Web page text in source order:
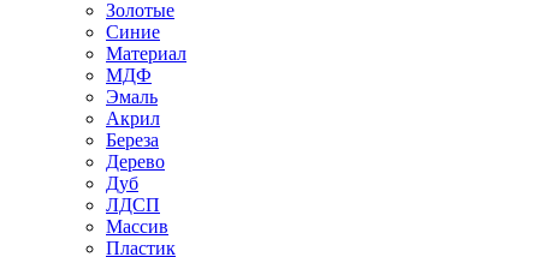
Золотые
Синие
Материал
МДФ
Эмаль
Акрил
Береза
Дерево
Дуб
ЛДСП
Массив
Пластик